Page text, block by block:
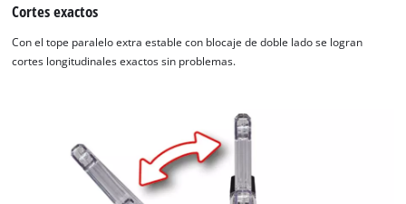
Cortes exactos
Con el tope paralelo extra estable con blocaje de doble lado se logran
cortes longitudinales exactos sin problemas.